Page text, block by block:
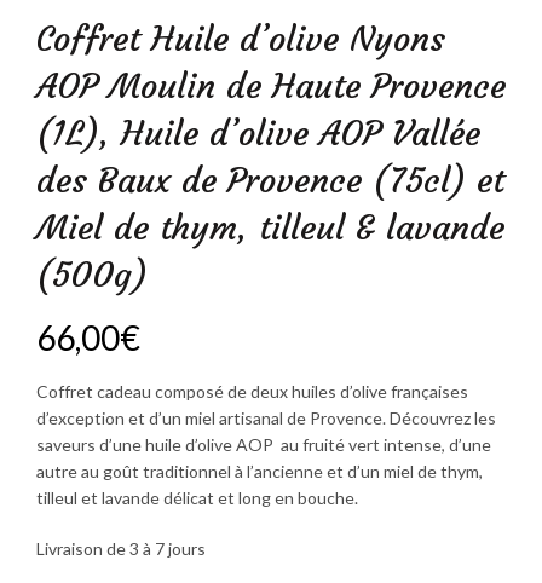
Coffret Huile d’olive Nyons
AOP Moulin de Haute Provence
(1L), Huile d’olive AOP Vallée
des Baux de Provence (75cl) et
Miel de thym, tilleul & lavande
(500g)
66,00€
Coffret cadeau composé de deux huiles d’olive françaises
d’exception et d’un miel artisanal de Provence. Découvrez les
saveurs d’une huile d’olive AOP au fruité vert intense, d’une
autre au goût traditionnel à l’ancienne et d’un miel de thym,
tilleul et lavande délicat et long en bouche.
Livraison de 3 à 7 jours